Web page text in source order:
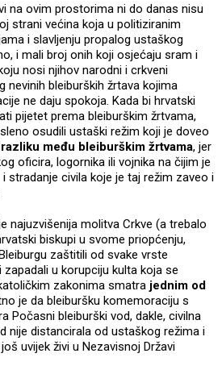
na ovim prostorima ni do danas nisu
strani većina koja u politiziranim
i slavljenju propalog ustaškog
i mali broj onih koji osjećaju sram i
nosi njihov narodni i crkveni
nevinih bleiburških žrtava kojima
ne daju spokoja. Kada bi hrvatski
pijetet prema bleiburškim žrtvama,
osudili ustaški režim koji je doveo
među bleiburškim žrtvama, jer
oficira, logornika ili vojnika na čijim je
stradanje civila koje je taj režim zaveo i
najuzvišenija molitva Crkve (a trebalo
biskupi u svome priopćenju,
zaštitili od svake vrste
u korupciju kulta koja se
zakonima smatra jednim od
je da bleiburšku komemoraciju s
Počasni bleiburški vod, dakle, civilna
nije distancirala od ustaškog režima i
uvijek živi u Nezavisnoj Državi